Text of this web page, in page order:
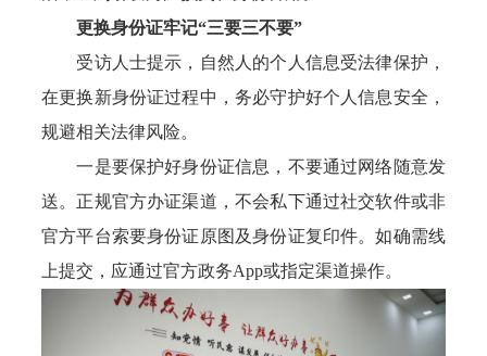
更换身份证牢记“三要三不要”
受访人士提示，自然人的个人信息受法律保护，
在更换新身份证过程中，务必守护好个人信息安全，
规避相关法律风险。
一是要保护好身份证信息，不要通过网络随意发
送。正规官方办证渠道，不会私下通过社交软件或非
官方平台索要身份证原图及身份证复印件。如确需线
上提交，应通过官方政务App或指定渠道操作。